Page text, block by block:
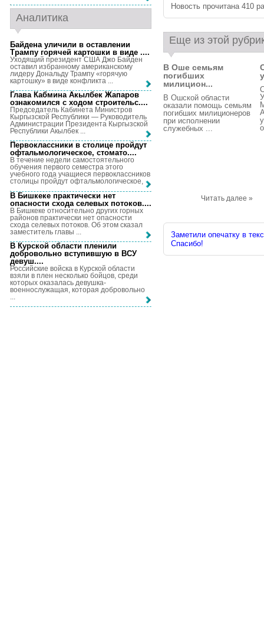
Новость прочитана 410
Еще из этой
В Оше семьям
погибших
милицион...
В Ошской области
оказали помощь семьям
погибших милиционеров
при исполнении
служебных ...
Читать далее »
Заметили опечатку в
Спасибо!
Аналитика
Байдена уличили в оставлении
Трампу горячей картошки в виде ....
Уходящий президент США Джо Байден
оставил избранному американскому
лидеру Дональду Трампу «горячую
картошку» в виде конфликта ...
Глава Кабмина Акылбек Жапаров
ознакомился с ходом строительс....
Председатель Кабинета Министров
Кыргызской Республики — Руководитель
Администрации Президента Кыргызской
Республики Акылбек ...
Первоклассники в столице пройдут
офтальмологическое, стомато....
В течение недели самостоятельного
обучения первого семестра этого
учебного года учащиеся первоклассников
столицы пройдут офтальмологическое, ...
В Бишкеке практически нет
опасности схода селевых потоков....
В Бишкеке относительно других горных
районов практически нет опасности
схода селевых потоков. Об этом сказал
заместитель главы ...
В Курской области пленили
добровольно вступившую в ВСУ
девуш....
Российские войска в Курской области
взяли в плен несколько бойцов, среди
которых оказалась девушка-
военнослужащая, которая добровольно
...